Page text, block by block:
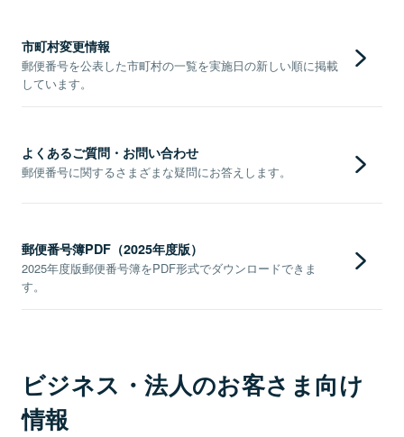
市町村変更情報
郵便番号を公表した市町村の一覧を実施日の新しい順に掲載
しています。
よくあるご質問・お問い合わせ
郵便番号に関するさまざまな疑問にお答えします。
郵便番号簿PDF（2025年度版）
2025年度版郵便番号簿をPDF形式でダウンロードできま
す。
ビジネス・法人のお客さま向け
情報